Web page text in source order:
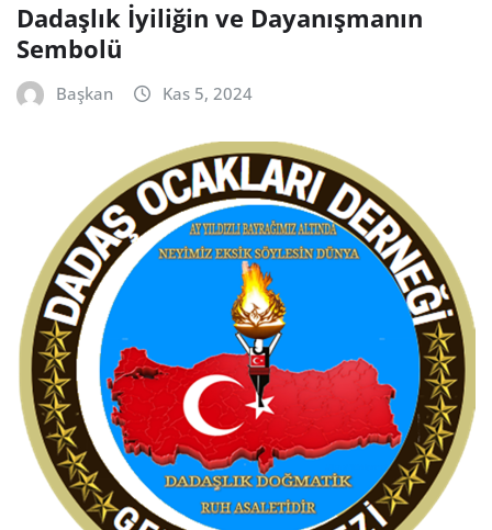
Dadaşlık İyiliğin ve Dayanışmanın
Sembolü
Başkan Kas 5, 2024